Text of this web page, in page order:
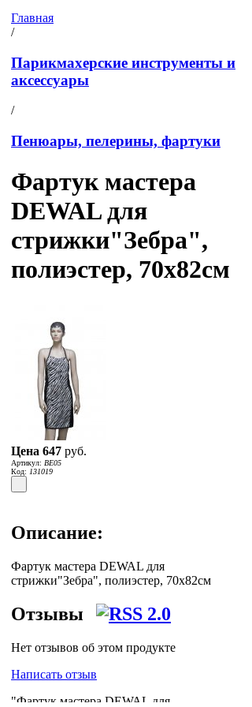
Главная
/
Парикмахерские инструменты и
аксессуары
/
Пенюары, пелерины, фартуки
Фартук мастера
DEWAL для
стрижки"Зебра",
полиэстер, 70x82см
Цена 647 руб.
Артикул: BE05
Код: 131019
Описание:
Фартук мастера DEWAL для
стрижки"Зебра", полиэстер, 70x82см
Отзывы
Нет отзывов об этом продукте
Написать отзыв
"Фартук мастера DEWAL для